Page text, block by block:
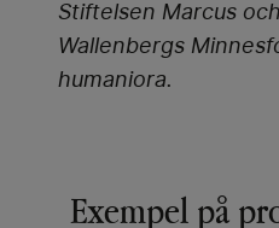
Stiftelsen Marcus
Wallenbergs
humaniora.
Exempel på